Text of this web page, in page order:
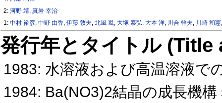
2:河野 靖 ,真岩 幸治
1:中村 裕彦 ,中野 由香 ,伊藤 敦夫 ,北風 嵐 ,大塚 泰弘 ,大本 洋 川合 幹夫 川崎 和憲
発行年とタイトル
1983: 水溶液および高温溶液で
1984: Ba(NO3)2結晶の成長機